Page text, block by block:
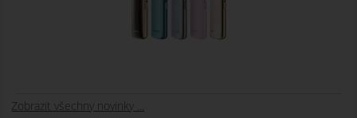
Zobrazit všechny novinky ...